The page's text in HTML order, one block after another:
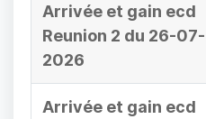
Arrivée et gain ecd
Reunion 2 du 26-07-
2026
Arrivée et gain ecd